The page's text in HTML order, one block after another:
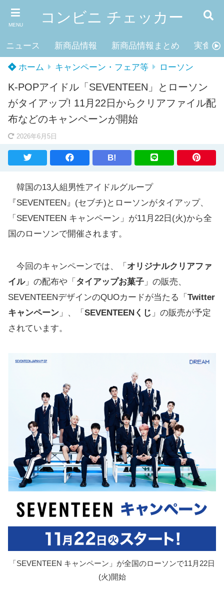
MENU コンビニ チェッカー
ニュース 新商品情報 新商品情報まとめ 実食レ
ホーム キャンペーン・フェア等 ローソン
K-POPアイドル「SEVENTEEN」とローソン
がタイアップ! 11月22日からクリアファイル配
布などのキャンペーンが開始
2026年6月5日
B!
韓国の13人組男性アイドルグループ
『SEVENTEEN』(セブチ)とローソンがタイアップ、
「SEVENTEEN キャンペーン」が11月22日(火)から全
国のローソンで開催されます。
今回のキャンペーンでは、「 オリジナルクリアファ
イル」の配布や「 タイアップお菓子 」の販売、
SEVENTEENデザインのQUOカードが当たる「 Twitter
キャンペーン 」、「 SEVENTEENくじ 」の販売が予定
されています。
「SEVENTEEN キャンペーン」が全国のローソンで11月22日
(火)開始